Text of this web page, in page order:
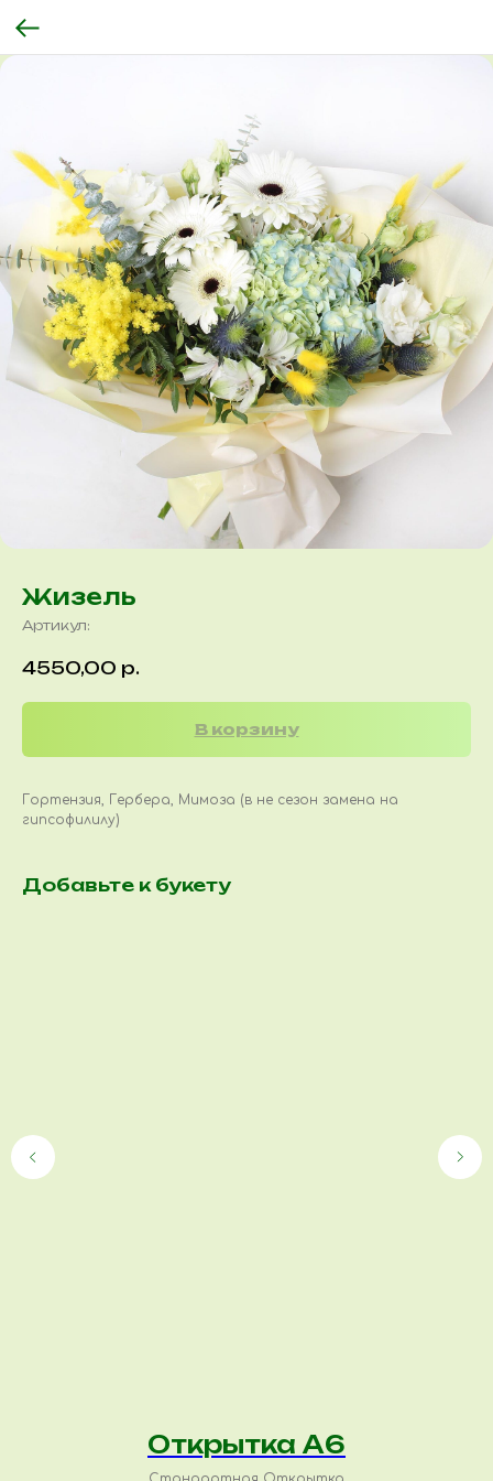
Жизель
Артикул:
4550,00 р.
В корзину
Гортензия, Гербера, Мимоза (в не сезон замена на
гипсофилилу)
Добавьте к букету
Открытка А6